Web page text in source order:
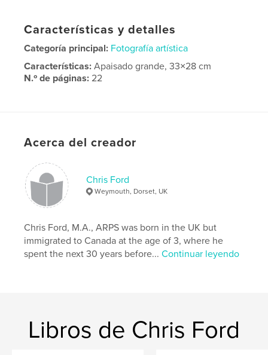
Características y detalles
Categoría principal: Fotografía artística
Características:Apaisado grande, 33×28 cm
N.º de páginas:22
Acerca del creador
Chris Ford
Weymouth, Dorset, UK
Chris Ford, M.A., ARPS was born in the UK but
immigrated to Canada at the age of 3, where he
spent the next 30 years before...Continuar leyendo
Libros de Chris Ford